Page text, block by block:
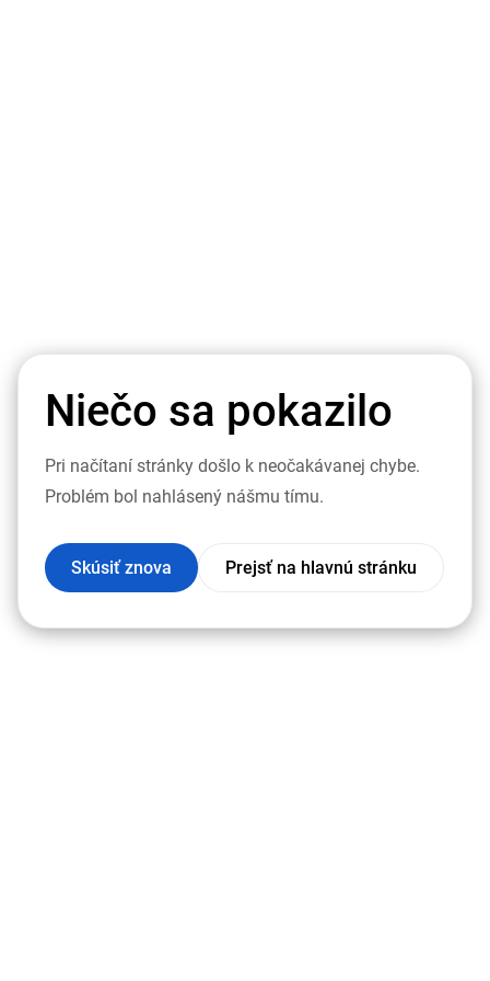
Niečo sa pokazilo
Pri načítaní stránky došlo k neočakávanej chybe.
Problém bol nahlásený nášmu tímu.
Skúsiť znova Prejsť na hlavnú stránku